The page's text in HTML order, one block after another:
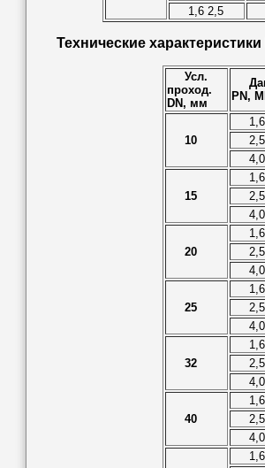
1,6 2,5
Технические
Усл.
проход.
DN, мм
PN,
10
1,6
2,5
4,0
15
1,6
2,5
4,0
20
1,6
2,5
4,0
25
1,6
2,5
4,0
32
1,6
2,5
4,0
40
1,6
2,5
4,0
1,6